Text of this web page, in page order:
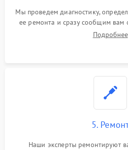
Мы проведем диагностику,
ее ремонта и сразу сообщим вам
Подробнее
5.
Наши эксперты ремонтируют